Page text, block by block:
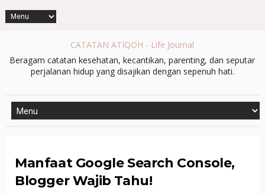
CATATAN ATIQOH - Life Journal
Beragam catatan kesehatan, kecantikan, parenting, dan seputar
perjalanan hidup yang disajikan dengan sepenuh hati.
Manfaat Google Search Console,
Blogger Wajib Tahu!